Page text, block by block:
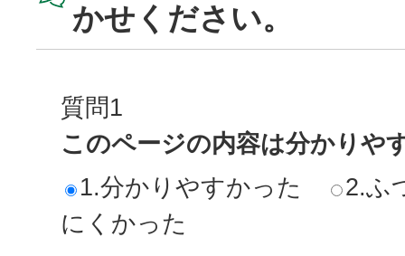
かせください。
質問1
このページの内容は分かりや
1.分かりやすかった
2.ふ
にくかった